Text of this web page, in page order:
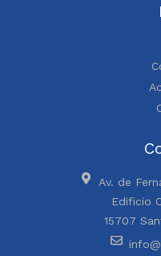
Av. de
Edificio
15707